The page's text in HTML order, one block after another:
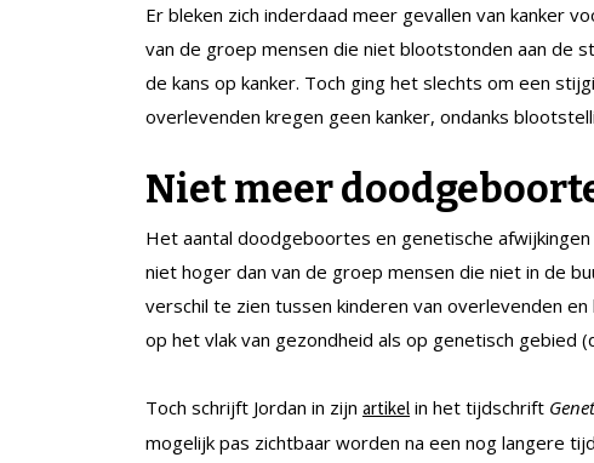
Er bleken zich inderdaad meer gevallen van kanker
van de groep mensen die niet blootstonden aan de
de kans op kanker. Toch ging het slechts om een
overlevenden kregen geen kanker, ondanks
Niet meer
Het aantal doodgeboortes en genetische
niet hoger dan van de groep mensen die niet in de
verschil te zien tussen kinderen van overlevenden
op het vlak van gezondheid als op genetisch gebied
Toch schrijft Jordan in zijn artikel in het tijdschrift
mogelijk pas zichtbaar worden na een nog langere